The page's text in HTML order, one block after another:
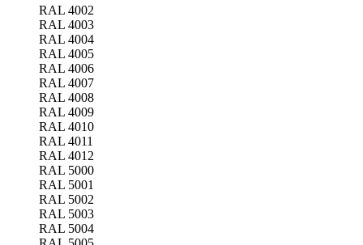
RAL 4002
RAL 4003
RAL 4004
RAL 4005
RAL 4006
RAL 4007
RAL 4008
RAL 4009
RAL 4010
RAL 4011
RAL 4012
RAL 5000
RAL 5001
RAL 5002
RAL 5003
RAL 5004